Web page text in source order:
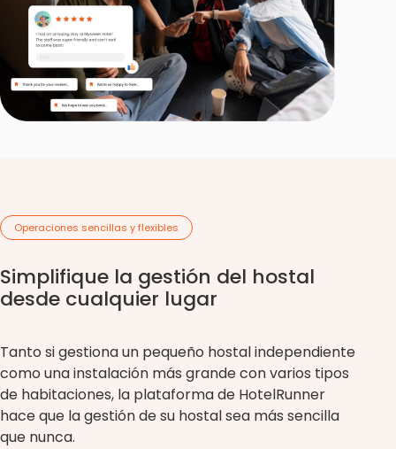
Operaciones sencillas y flexibles
Simplifique la gestión del hostal
desde cualquier lugar
Tanto si gestiona un pequeño hostal independiente
como una instalación más grande con varios tipos
de habitaciones, la plataforma de HotelRunner
hace que la gestión de su hostal sea más sencilla
que nunca.